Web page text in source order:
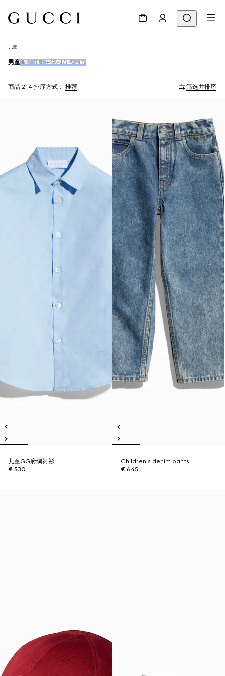
儿童
男童 服装 鞋履 手袋和背包 围巾
商品 214 排序方式： 推荐 筛选并排序
儿童GG府绸衬衫
€ 530
Children's denim pants
€ 645